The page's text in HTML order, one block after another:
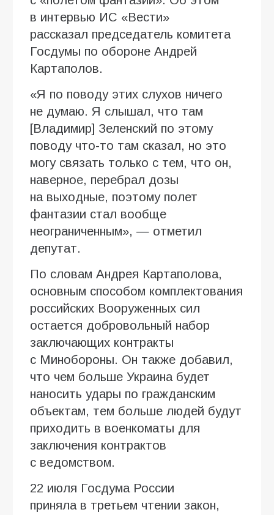
в интервью ИC «Вести»
рассказал председатель комитета
Госдумы по обороне Андрей
Картаполов.
«Я по поводу этих слухов ничего
не думаю. Я слышал, что там
[Владимир] Зеленский по этому
поводу что-то там сказал, но это
могу связать только с тем, что он,
наверное, перебрал дозы
на выходные, поэтому полет
фантазии стал вообще
неограниченным», — отметил
депутат.
По словам Андрея Картаполова,
основным способом комплектования
российских Вооруженных сил
остается добровольный набор
заключающих контракты
с Минобороны. Он также добавил,
что чем больше Украина будет
наносить удары по гражданским
объектам, тем больше людей будут
приходить в военкоматы для
заключения контрактов
с ведомством.
22 июля Госдума России
приняла в третьем чтении закон,